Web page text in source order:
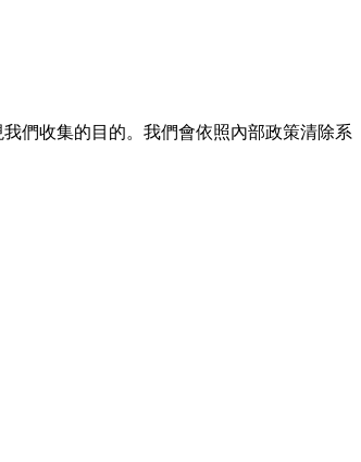
們收集的目的。我們會依照內部政策清除系